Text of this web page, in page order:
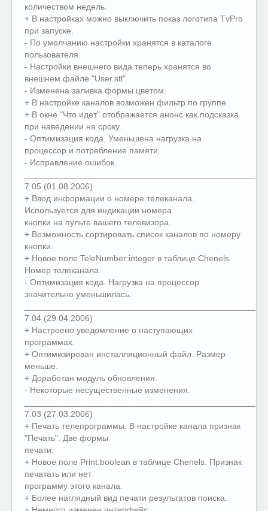
количеством недель.
+ В настройках можно выключить показ логотипа TvPro
при запуске.
- По умолчанию настройки хранятся в каталоге
пользователя.
- Настройки внешнего вида теперь хранятся во
внешнем файле "User.stl"
- Изменена заливка формы цветом.
+ В настройке каналов возможен фильтр по группе.
+ В окне "Что идет" отображается анонс как подсказка
при наведении на сроку.
- Оптимизация кода. Уменьшена нагрузка на
процессор и потребление памяти.
- Исправление ошибок.
7.05 (01.08.2006)
+ Ввод информации о номере телеканала.
Используется для индикации номера
кнопки на пульте вашего телевизора.
+ Возможность сортировать список каналов по номеру
кнопки.
+ Новое поле TeleNumber:integer в таблице Chenels.
Номер телеканала.
- Оптимизация кода. Нагрузка на процессор
значительно уменьшилась.
7.04 (29.04.2006)
+ Настроено уведомление о наступающих
программах.
+ Оптимизирован инсталляционный файл. Размер
меньше.
+ Доработан модуль обновления.
- Некоторые несущественные изменения.
7.03 (27.03.2006)
+ Печать телепрограммы. В настройке канала признак
"Печать". Две формы
печати.
+ Новое поле Print:boolean в таблице Chenels. Признак
печатать или нет
программу этого канала.
+ Более наглядный вид печати результатов поиска.